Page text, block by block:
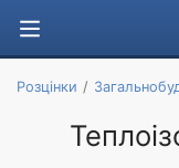
Розцінки